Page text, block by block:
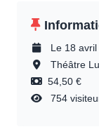
Le 18 avril
Théâtre
54,50 €
754